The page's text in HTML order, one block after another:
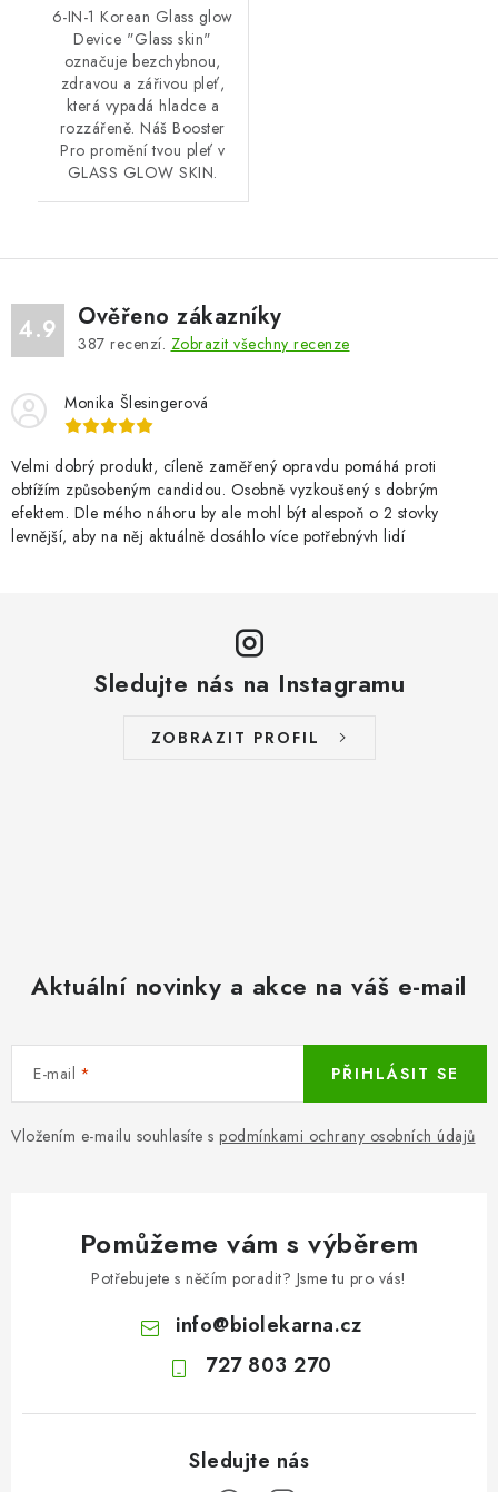
6-IN-1 Korean Glass glow
Device "Glass skin"
označuje bezchybnou,
zdravou a zářivou pleť,
která vypadá hladce a
rozzářeně. Náš Booster
Pro promění tvou pleť v
GLASS GLOW SKIN.
4.9 Ověřeno zákazníky
387 recenzí. Zobrazit všechny recenze
Monika Šlesingerová
Velmi dobrý produkt, cíleně zaměřený opravdu pomáhá proti
obtížím způsobeným candidou. Osobně vyzkoušený s dobrým
efektem. Dle mého náhoru by ale mohl být alespoň o 2 stovky
levnější, aby na něj aktuálně dosáhlo více potřebnývh lidí
Sledujte nás na Instagramu
ZOBRAZIT PROFIL
Aktuální novinky a akce na váš e-mail
E-mail
Vložením e-mailu souhlasíte s podmínkami ochrany osobních údajů
PŘIHLÁSIT SE
Pomůžeme vám s výběrem
Potřebujete s něčím poradit? Jsme tu pro vás!
info@biolekarna.cz
727 803 270